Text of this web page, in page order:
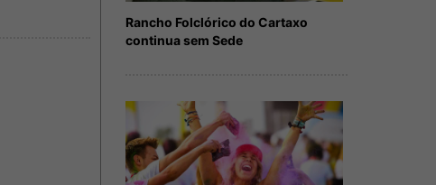
Rancho Folclórico do Cartaxo
continua sem Sede